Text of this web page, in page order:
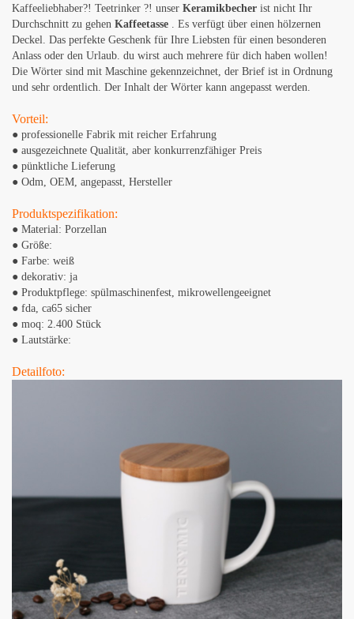
Kaffeeliebhaber?! Teetrinker ?! unser Keramikbecher ist nicht Ihr
Durchschnitt zu gehen Kaffeetasse . Es verfügt über einen hölzernen
Deckel. Das perfekte Geschenk für Ihre Liebsten für einen besonderen
Anlass oder den Urlaub. du wirst auch mehrere für dich haben wollen!
Die Wörter sind mit Maschine gekennzeichnet, der Brief ist in Ordnung
und sehr ordentlich. Der Inhalt der Wörter kann angepasst werden.
Vorteil:
● professionelle Fabrik mit reicher Erfahrung
● ausgezeichnete Qualität, aber konkurrenzfähiger Preis
● pünktliche Lieferung
● Odm, OEM, angepasst, Hersteller
Produktspezifikation:
● Material: Porzellan
● Größe:
● Farbe: weiß
● dekorativ: ja
● Produktpflege: spülmaschinenfest, mikrowellengeeignet
● fda, ​​ca65 sicher
● moq: 2.400 Stück
● Lautstärke:
Detailfoto: